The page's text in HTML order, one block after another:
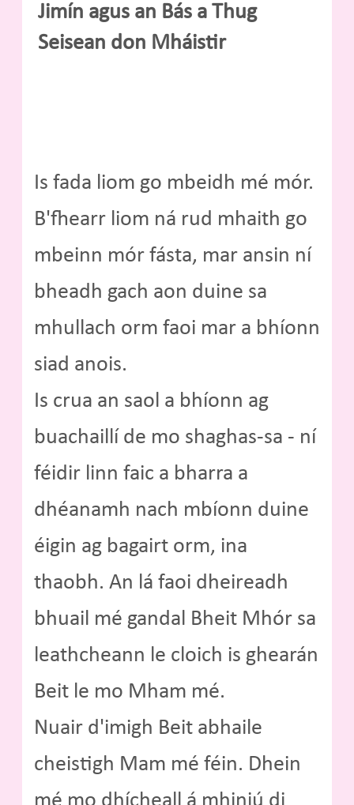
Jimín agus an Bás a Thug
Seisean don Mháistir
Is fada liom go mbeidh mé mór.
B'fhearr liom ná rud mhaith go
mbeinn mór fásta, mar ansin ní
bheadh gach aon duine sa
mhullach orm faoi mar a bhíonn
siad anois.
Is crua an saol a bhíonn ag
buachaillí de mo shaghas-sa - ní
féidir linn faic a bharra a
dhéanamh nach mbíonn duine
éigin ag bagairt orm, ina
thaobh. An lá faoi dheireadh
bhuail mé gandal Bheit Mhór sa
leathcheann le cloich is ghearán
Beit le mo Mham mé.
Nuair d'imigh Beit abhaile
cheistigh Mam mé féin. Dhein